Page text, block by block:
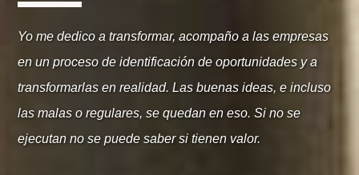
Yo me dedico a transformar, acompaño a las empresas
en un proceso de identificación de oportunidades y a
transformarlas en realidad. Las buenas ideas, e incluso
las malas o regulares, se quedan en eso. Si no se
ejecutan no se puede saber si tienen valor.